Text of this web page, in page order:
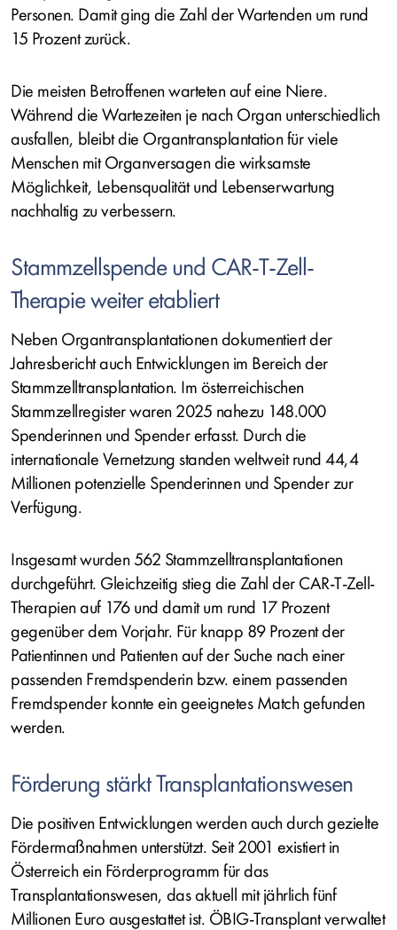
Personen. Damit ging die Zahl der Wartenden um rund
15 Prozent zurück.
Die meisten Betroffenen warteten auf eine Niere.
Während die Wartezeiten je nach Organ unterschiedlich
ausfallen, bleibt die Organtransplantation für viele
Menschen mit Organversagen die wirksamste
Möglichkeit, Lebensqualität und Lebenserwartung
nachhaltig zu verbessern.
Stammzellspende und CAR-T-Zell-
Therapie weiter etabliert
Neben Organtransplantationen dokumentiert der
Jahresbericht auch Entwicklungen im Bereich der
Stammzelltransplantation. Im österreichischen
Stammzellregister waren 2025 nahezu 148.000
Spenderinnen und Spender erfasst. Durch die
internationale Vernetzung standen weltweit rund 44,4
Millionen potenzielle Spenderinnen und Spender zur
Verfügung.
Insgesamt wurden 562 Stammzelltransplantationen
durchgeführt. Gleichzeitig stieg die Zahl der CAR-T-Zell-
Therapien auf 176 und damit um rund 17 Prozent
gegenüber dem Vorjahr. Für knapp 89 Prozent der
Patientinnen und Patienten auf der Suche nach einer
passenden Fremdspenderin bzw. einem passenden
Fremdspender konnte ein geeignetes Match gefunden
werden.
Förderung stärkt Transplantationswesen
Die positiven Entwicklungen werden auch durch gezielte
Fördermaßnahmen unterstützt. Seit 2001 existiert in
Österreich ein Förderprogramm für das
Transplantationswesen, das aktuell mit jährlich fünf
Millionen Euro ausgestattet ist. ÖBIG-Transplant verwaltet